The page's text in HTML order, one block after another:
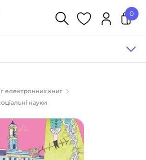
література (1015)
та посібники (527)
0
електронних книг
науки